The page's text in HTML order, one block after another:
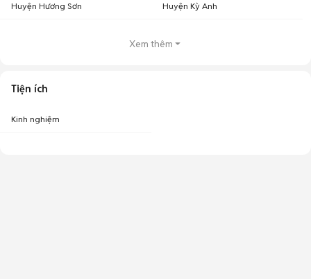
Huyện Hương Sơn Huyện Kỳ Anh
Xem thêm
Tiện ích
Kinh nghiệm